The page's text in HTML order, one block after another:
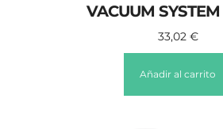
VACUUM
33,02 €
Añadir al carrito